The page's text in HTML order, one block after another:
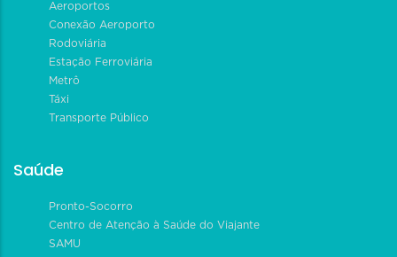
Aeroportos
Conexão Aeroporto
Rodoviária
Estação Ferroviária
Metrô
Táxi
Transporte Público
Saúde
Pronto-Socorro
Centro de Atenção à Saúde do Viajante
SAMU